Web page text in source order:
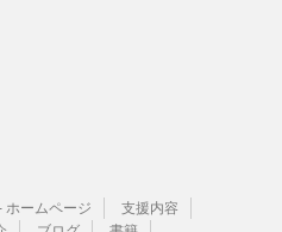
ホームページ
支援内容